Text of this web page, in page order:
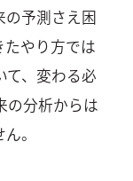
の予測さえ困
たやり方では
て、変わる必
の分析からは
。